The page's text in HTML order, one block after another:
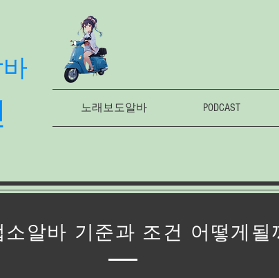
노래보도알바 PODCAST
알바 기준과 조건 어떻게될